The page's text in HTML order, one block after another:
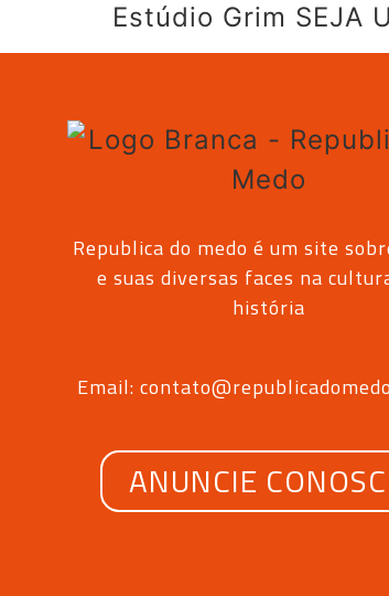
Estúdio Grim SEJA
Republica do medo é um site
e suas diversas faces na
história
Email:
ANUNCIE